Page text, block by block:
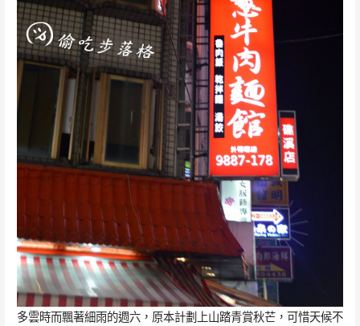
多雲時而飄著細雨的週六，原本計劃上山踏青賞秋芒，可惜天候不